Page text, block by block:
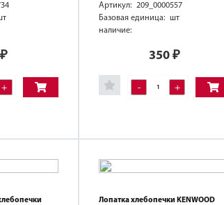
+
Артикул: 209_0000557
Базовая единица: шт
наличие:
350 ₽
- +
Лопатка хлебопечки KENWOOD